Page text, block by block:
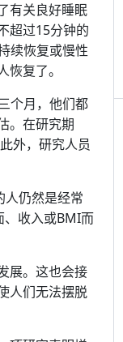
有关良好睡眠
超过15分钟的
续恢复或慢性
复了。
个月，他们都
。在研究期
外，研究人员
人仍然是经常
、收入或BMI而
展。这也会接
人们无法摆脱